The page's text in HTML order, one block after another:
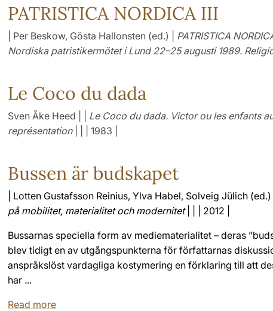
PATRISTICA NORDICA III
| Per Beskow, Gösta Hallonsten (ed.) | PATRISTICA
Nordiska patristikermötet i Lund 22–25 augusti 1989.
Le Coco du dada
Sven Åke Heed | | Le Coco du dada. Victor ou les enfants
représentation| | | 1983 |
Bussen är budskapet
| Lotten Gustafsson Reinius, Ylva Habel, Solveig Jülich (ed.) |
på mobilitet, materialitet och modernitet| | | 2012 |
Bussarnas speciella form av mediematerialitet – deras
blev tidigt en av utgångspunkterna för författarnas
anspråkslöst vardagliga kostymering en förklaring till att
har ...
Read more